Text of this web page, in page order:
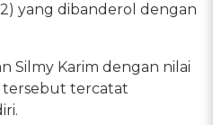
yang dibanderol dengan
Silmy Karim dengan nilai
tersebut tercatat